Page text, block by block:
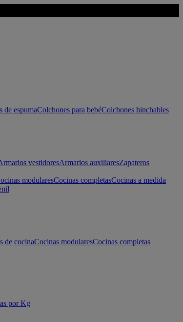
de espumaColchones para bebéColchones hinchables
vestidoresArmarios auxiliaresZapateros
modularesCocinas completasCocinas a medida
de cocinaCocinas modularesCocinas completas
por Kg